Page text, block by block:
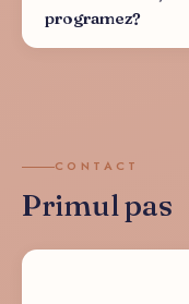
programez?
CONTACT
Primul pas